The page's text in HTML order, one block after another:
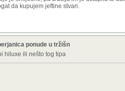
da kupujem jeftine stvari.
ponude u tržišn
hiluxe ili nešto tog tipa